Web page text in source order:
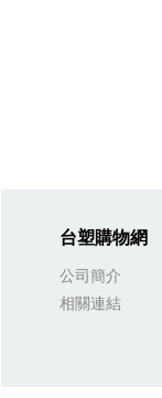
台塑購物網
公司簡介
相關連結